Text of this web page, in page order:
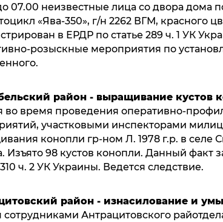
07.00 неизвестные лица со двора дома
«Ява-350», г/н 2262 ВГМ, красного
в ЕРДР по статье 289 ч. 1 УК
розыскные мероприятия по
район - выращивание кустов
во время проведения оперативно-
участковыми инспекторами
конопли гр-ном Л. 1978 г.р. в селе
Изъято 98 кустов конопли. Данный факт
310 ч. 2 УК Украины. Ведется следствие.
район - изнасилование и
Антрацитовского